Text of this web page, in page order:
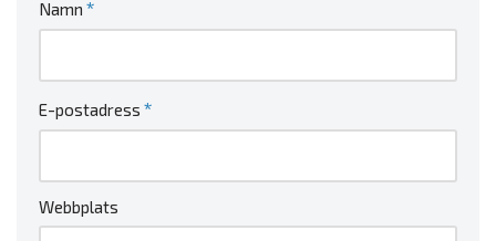
Namn *
E-postadress *
Webbplats